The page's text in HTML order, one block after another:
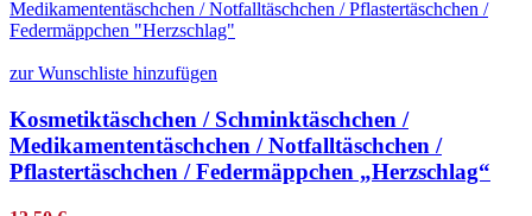
zur Wunschliste hinzufügen
Kosmetiktäschchen / Schminktäschchen /
Medikamententäschchen / Notfalltäschchen /
Pflastertäschchen / Federmäppchen „Herzschlag“